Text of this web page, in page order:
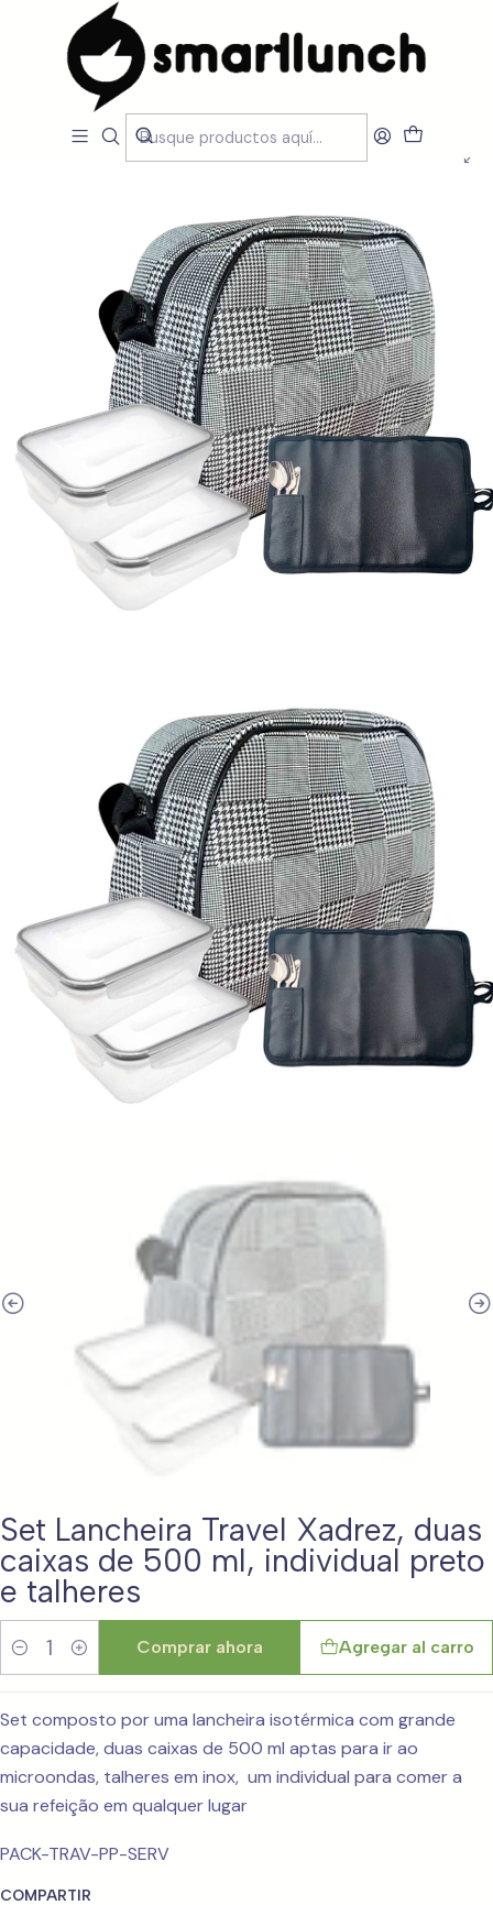
CARACTERISTICAS
Lancheira Ombro/Crossbody
Set Lancheira Travel Xadrez, duas caixas de 500 ml, individual
preto e talheres
Set Lancheira Travel Xadrez, duas
caixas de 500 ml, individual preto
e talheres
Cantidad
Agregar al carro
Comprar ahora
Set composto por uma lancheira isotérmica com grande
capacidade, duas caixas de 500 ml aptas para ir ao
microondas, talheres em inox, um individual para comer a
sua refeição em qualquer lugar
PACK-TRAV-PP-SERV
COMPARTIR